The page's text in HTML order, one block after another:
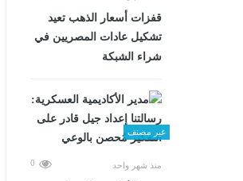
قفزات أسعار الذهب تعيد
تشكيل عادات المصريين في
شراء الشبكة
غير مصنف
منذ شهر واحد 0